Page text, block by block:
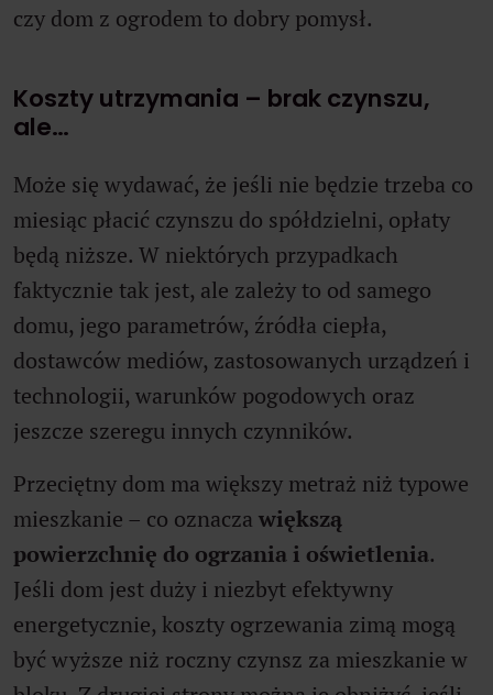
czy dom z ogrodem to dobry pomysł.
Koszty utrzymania – brak czynszu,
ale…
Może się wydawać, że jeśli nie będzie trzeba co
miesiąc płacić czynszu do spółdzielni, opłaty
będą niższe. W niektórych przypadkach
faktycznie tak jest, ale zależy to od samego
domu, jego parametrów, źródła ciepła,
dostawców mediów, zastosowanych urządzeń i
technologii, warunków pogodowych oraz
jeszcze szeregu innych czynników.
Przeciętny dom ma większy metraż niż typowe
mieszkanie – co oznacza większą
powierzchnię do ogrzania i oświetlenia.
Jeśli dom jest duży i niezbyt efektywny
energetycznie, koszty ogrzewania zimą mogą
być wyższe niż roczny czynsz za mieszkanie w